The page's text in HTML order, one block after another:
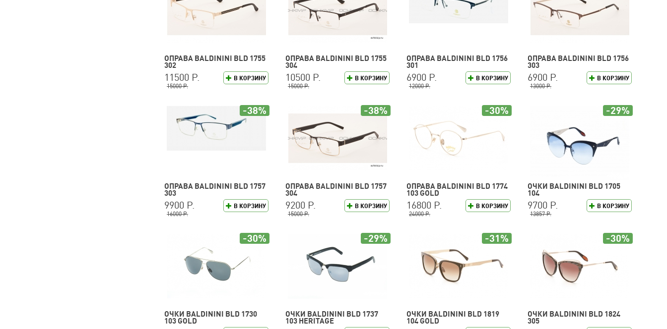
ОПРАВА BALDININI BLD 1755
302
В КОРЗИНУ
11500 Р.
15000 Р.
ОПРАВА BALDININI BLD 1755
304
В КОРЗИНУ
10500 Р.
15000 Р.
ОПРАВА BALDININI BLD 1756
301
В КОРЗИНУ
6900 Р.
12000 Р.
ОПРАВА BALDININI BLD 1756
303
В КОРЗИНУ
6900 Р.
13000 Р.
ОПРАВА BALDININI BLD 1757
303
В КОРЗИНУ
9900 Р.
16000 Р.
-38%
ОПРАВА BALDININI BLD 1757
304
В КОРЗИНУ
9200 Р.
15000 Р.
-38%
ОПРАВА BALDININI BLD 1774
103 GOLD
В КОРЗИНУ
16800 Р.
24000 Р.
-30%
ОЧКИ BALDININI BLD 1705
104
В КОРЗИНУ
9700 Р.
13857 Р.
-29%
ОЧКИ BALDININI BLD 1730
103 GOLD
-30%
ОЧКИ BALDININI BLD 1737
103 HERITAGE
-29%
ОЧКИ BALDININI BLD 1819
104 GOLD
-31%
ОЧКИ BALDININI BLD 1824
305
-30%